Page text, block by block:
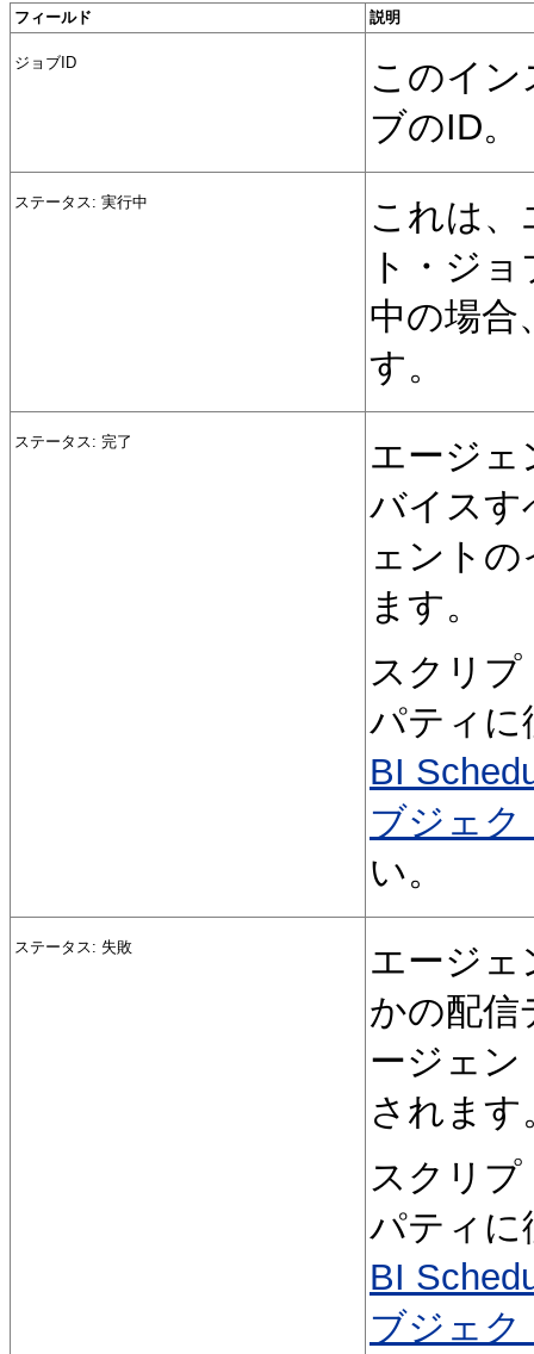
フィールド 説明
ジョブID
このイ
ブのID。
ステータス: 実行中
これは
ト・ジ
中の場合
す。
ステータス: 完了
エージェ
バイスす
ェント
ます。
スクリ
パティに
BI
ブジェク
い。
ステータス: 失敗
エージェ
かの配信
ージェン
されます
スクリ
パティに
BI
ブジェク